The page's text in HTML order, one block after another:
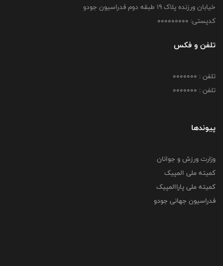
خیابان ورزنده پلاک ۱۹ طبقه دوم فدراسیون جودو
کدپستی: 000000000
تلفن و فکس
تلفن : 0000000
تلفن : 0000000
پیوندها
وزارت ورزش و جوانان
کمیته ملی المپیک
کمیته ملی پاراالمپیک
فدراسیون جهانی جودو